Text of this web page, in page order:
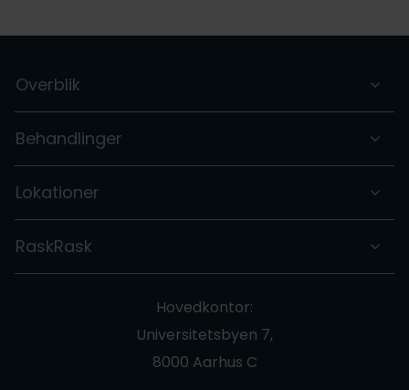
Overblik
Behandlinger
Lokationer
RaskRask
Hovedkontor:
Universitetsbyen 7,
8000 Aarhus C